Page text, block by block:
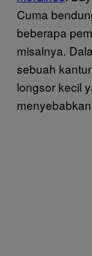
Cuma
beberapa
misalnya.
sebuah
longsor kecil